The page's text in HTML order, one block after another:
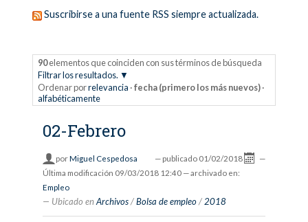
Suscribirse a una fuente RSS siempre actualizada.
90elementos que coinciden con sus términos de búsqueda
Filtrar los resultados.
Ordenar porrelevancia ·fecha (primero los más nuevos) ·
alfabéticamente
02-Febrero
porMiguel Cespedosa — publicado 01/02/2018
—
Última modificación 09/03/2018 12:40 — archivado en:
Empleo
Ubicado en Archivos /Bolsa de empleo /2018